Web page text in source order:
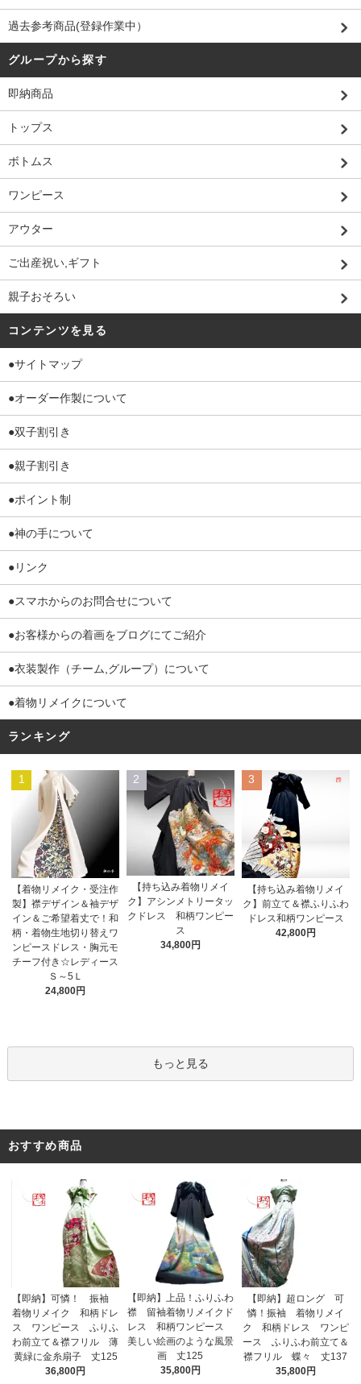
過去参考商品(登録作業中）
グループから探す
即納商品
トップス
ボトムス
ワンピース
アウター
ご出産祝い,ギフト
親子おそろい
コンテンツを見る
●サイトマップ
●オーダー作製について
●双子割引き
●親子割引き
●ポイント制
●神の手について
●リンク
●スマホからのお問合せについて
●お客様からの着画をブログにてご紹介
●衣装製作（チーム,グループ）について
●着物リメイクについて
ランキング
1
【着物リメイク・受注作
製】襟デザイン＆袖デザ
イン＆ご希望着丈で！和
柄・着物生地切り替えワ
ンピースドレス・胸元モ
チーフ付き☆レディース
Ｓ～5Ｌ
24,800円
2
【持ち込み着物リメイ
ク】アシンメトリータッ
クドレス 和柄ワンピー
ス
34,800円
3
【持ち込み着物リメイ
ク】前立て＆襟ふりふわ
ドレス和柄ワンピース
42,800円
もっと見る
おすすめ商品
【即納】可憐！ 振袖
着物リメイク 和柄ドレ
ス ワンピース ふりふ
わ前立て＆襟フリル 薄
黄緑に金糸扇子 丈125
36,800円
【即納】上品！ふりふわ
襟 留袖着物リメイクド
レス 和柄ワンピース
美しい絵画のような風景
画 丈125
35,800円
【即納】超ロング 可
憐！振袖 着物リメイ
ク 和柄ドレス ワンピ
ース ふりふわ前立て＆
襟フリル 蝶々 丈137
35,800円